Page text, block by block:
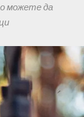
можете да